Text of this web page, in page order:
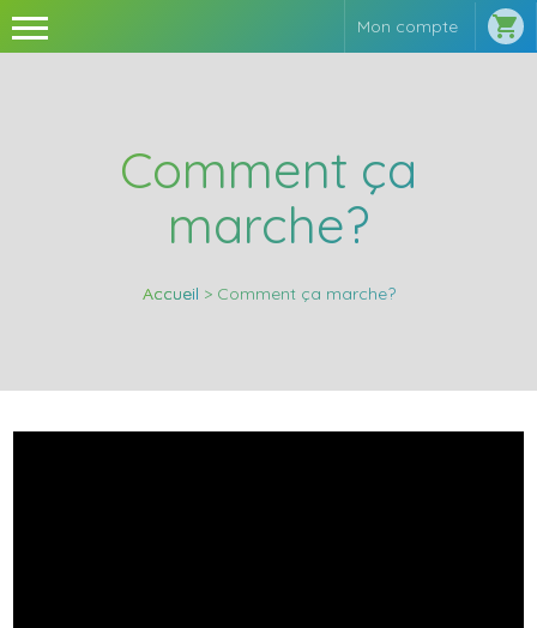
Mon compte 
Comment ça
marche?
Accueil > Comment ça marche?